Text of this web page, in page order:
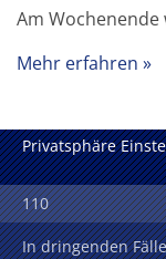
Am
Mehr erfahren
Privatsphäre
110
In dringenden